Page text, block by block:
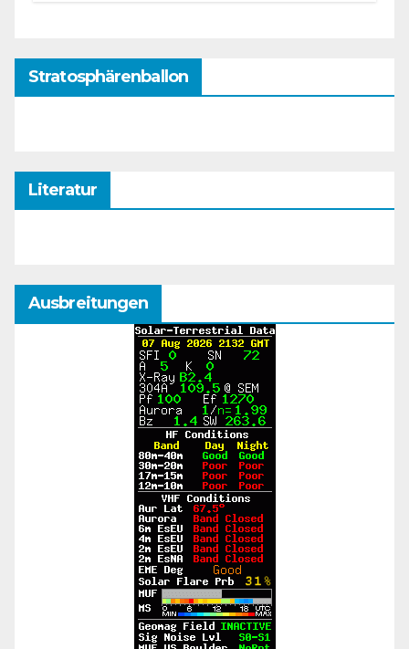
Stratosphärenballon
Literatur
Ausbreitungen